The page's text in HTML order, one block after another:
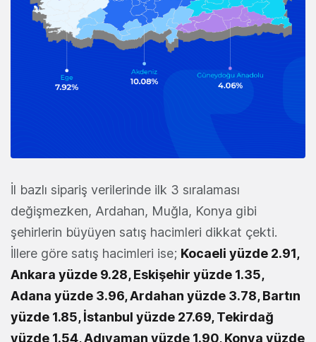
İl bazlı sipariş verilerinde ilk 3 sıralaması
değişmezken, Ardahan, Muğla, Konya gibi
şehirlerin büyüyen satış hacimleri dikkat çekti.
İllere göre satış hacimleri ise; Kocaeli yüzde 2.91,
Ankara yüzde 9.28, Eskişehir yüzde 1.35,
Adana yüzde 3.96, Ardahan yüzde 3.78, Bartın
yüzde 1.85, İstanbul yüzde 27.69, Tekirdağ
yüzde 1.54, Adıyaman yüzde 1.90, Konya yüzde